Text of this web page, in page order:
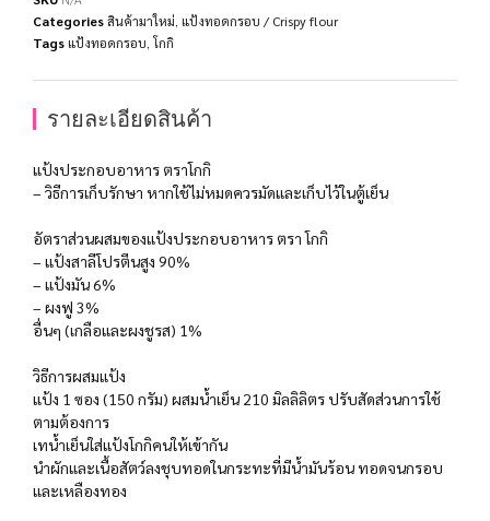
Categoriesสินค้ามาใหม่ แป้งทอดกรอบ / Crispy flour
Tags แป้งทอดกรอบ โกกิ
รายละเอียดสินค้า
แป้งประกอบอาหาร ตราโกกิ
– วิธีการเก็บรักษา หากใช้ไม่หมดควรมัดและเก็บไว้ในตู้เย็น
อัตราส่วนผสมของแป้งประกอบอาหาร ตรา โกกิ
– แป้งสาลีโปรตีนสูง 90%
– แป้งมัน 6%
– ผงฟู 3%
อื่นๆ (เกลือและผงชูรส) 1%
วิธีการผสมแป้ง
แป้ง 1 ซอง (150 กรัม) ผสมน้ำเย็น 210 มิลลิลิตร ปรับสัดส่วนการใช้
ตามต้องการ
เทน้ำเย็นใส่แป้งโกกิคนให้เข้ากัน
นำผักและเนื้อสัตว์ลงชุบทอดในกระทะที่มีน้ำมันร้อน ทอดจนกรอบ
และเหลืองทอง